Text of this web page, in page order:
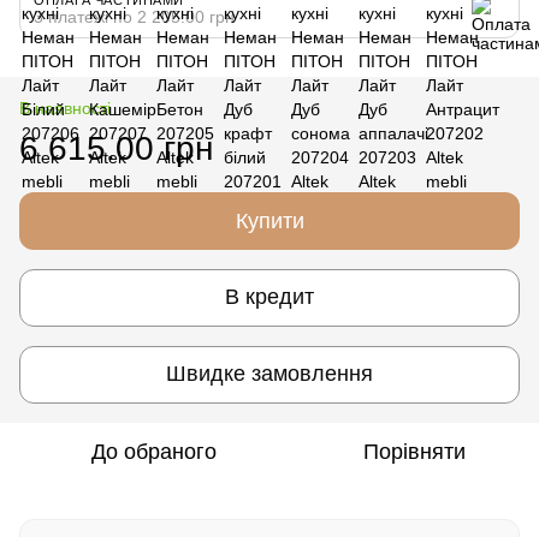
3 платежі по 2 205.00 грн
В наявності
6 615.00 грн
Купити
В кредит
Швидке замовлення
До обраного Порівняти